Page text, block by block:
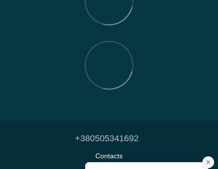
+380505341692
Contacts